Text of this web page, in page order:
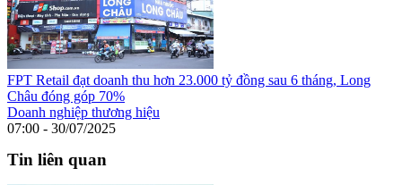
FPT Retail đạt doanh thu hơn 23.000 tỷ đồng sau 6 tháng, Long
Châu đóng góp 70%
Doanh nghiệp thương hiệu
07:00 - 30/07/2025
Tin liên quan